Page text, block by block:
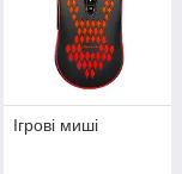
Ігрові миші